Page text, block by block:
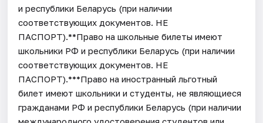
и республики Беларусь (при наличии
соответствующих документов. НЕ
ПАСПОРТ).**Право на школьные билеты имеют
школьники РФ и республики Беларусь (при наличии
соответствующих документов. НЕ
ПАСПОРТ).***Право на иностранный льготный
билет имеют школьники и студенты, не являющиеся
гражданами РФ и республики Беларусь (при наличии